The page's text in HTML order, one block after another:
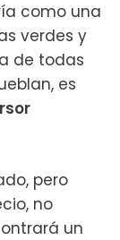
como una
verdes y
de todas
es
pero
no
un